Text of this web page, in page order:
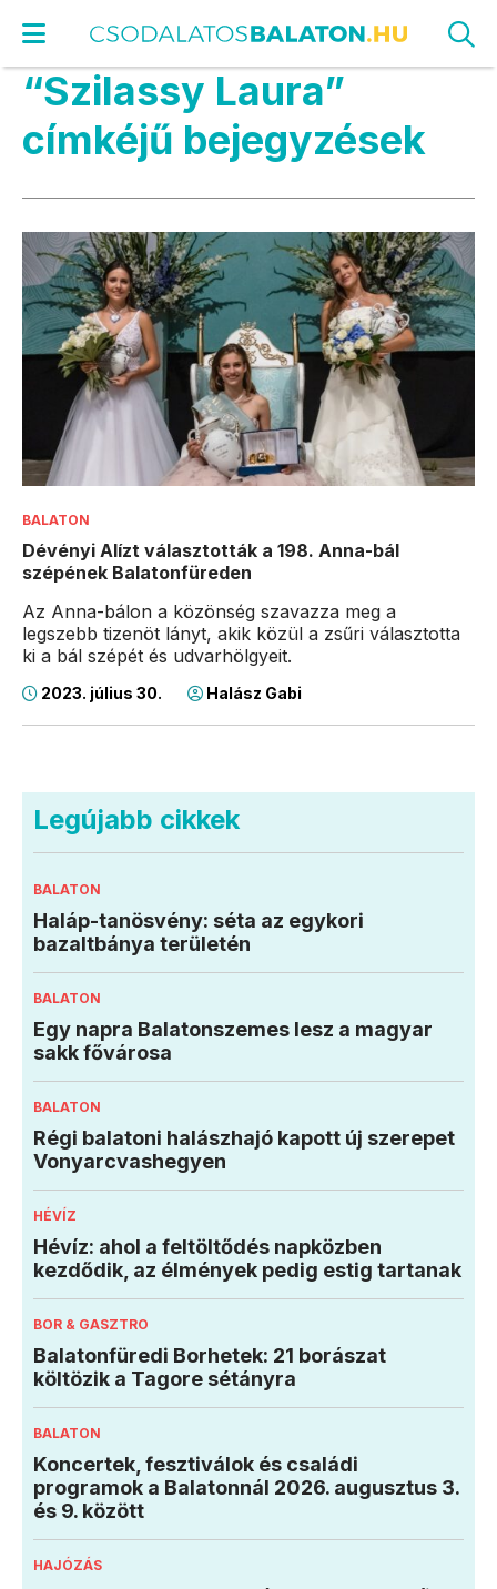
“Szilassy Laura”
címkéjű bejegyzések
BALATON
Dévényi Alízt választották a 198. Anna-bál
szépének Balatonfüreden
Az Anna-bálon a közönség szavazza meg a
legszebb tizenöt lányt, akik közül a zsűri választotta
ki a bál szépét és udvarhölgyeit.
2023. július 30. Halász Gabi
Legújabb cikkek
BALATON
Haláp-tanösvény: séta az egykori
bazaltbánya területén
BALATON
Egy napra Balatonszemes lesz a magyar
sakk fővárosa
BALATON
Régi balatoni halászhajó kapott új szerepet
Vonyarcvashegyen
HÉVÍZ
Hévíz: ahol a feltöltődés napközben
kezdődik, az élmények pedig estig tartanak
BOR & GASZTRO
Balatonfüredi Borhetek: 21 borászat
költözik a Tagore sétányra
BALATON
Koncertek, fesztiválok és családi
programok a Balatonnál 2026. augusztus 3.
és 9. között
HAJÓZÁS